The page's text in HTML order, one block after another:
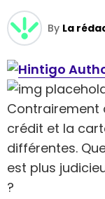
By La
Contrairement
crédit et la
différentes.
est plus
?